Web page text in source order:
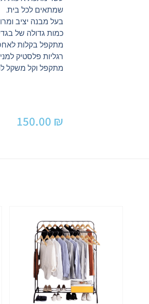
שמתאים לכל בית.
כמות גדולה של
מתקפל בקלות
רגליות פלסטיק
מתקפל וקל משקל
150.00 ₪